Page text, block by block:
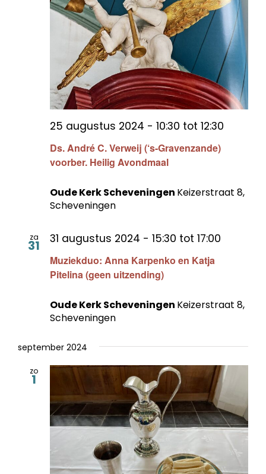
Ds. André C. Verweij (‘s-Gravenzande)
voorber. Heilig Avondmaal
25 augustus 2024 - 10:30 tot 12:30
Oude Kerk Scheveningen Keizerstraat 8,
Scheveningen
za
31
Muziekduo: Anna Karpenko en Katja
Pitelina (geen uitzending)
31 augustus 2024 - 15:30 tot 17:00
Oude Kerk Scheveningen Keizerstraat 8,
Scheveningen
september 2024
zo
1